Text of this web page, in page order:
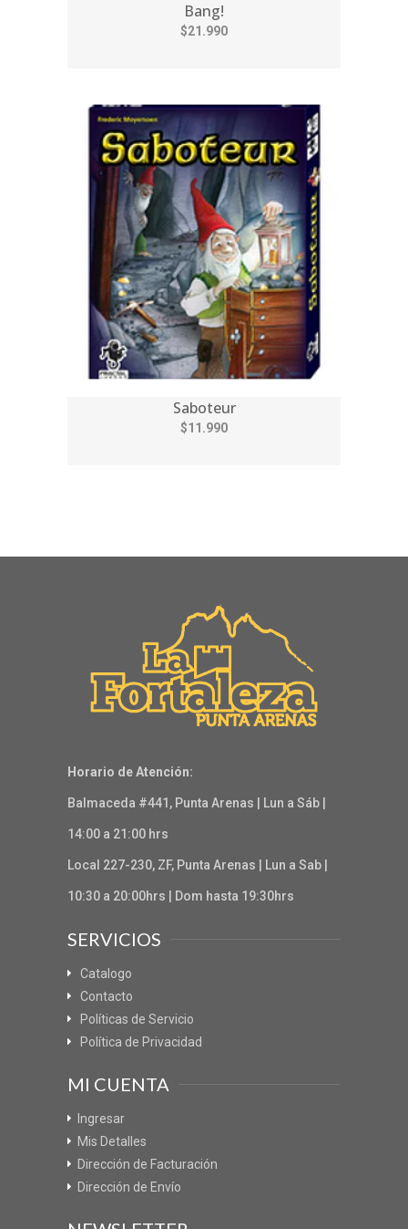
Bang!
$21.990
Saboteur
$11.990
Horario de Atención:
Balmaceda #441, Punta Arenas | Lun a Sáb |
14:00 a 21:00 hrs
Local 227-230, ZF, Punta Arenas | Lun a Sab |
10:30 a 20:00hrs | Dom hasta 19:30hrs
SERVICIOS
Catalogo
Contacto
Políticas de Servicio
Política de Privacidad
MI CUENTA
Ingresar
Mis Detalles
Dirección de Facturación
Dirección de Envío